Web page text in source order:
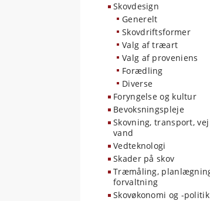
Skovdesign
Generelt
Skovdriftsformer
Valg af træart
Valg af proveniens
Forædling
Diverse
Foryngelse og kultur
Bevoksningspleje
Skovning, transport,
vand
Vedteknologi
Skader på skov
Træmåling,
forvaltning
Skovøkonomi og -politik